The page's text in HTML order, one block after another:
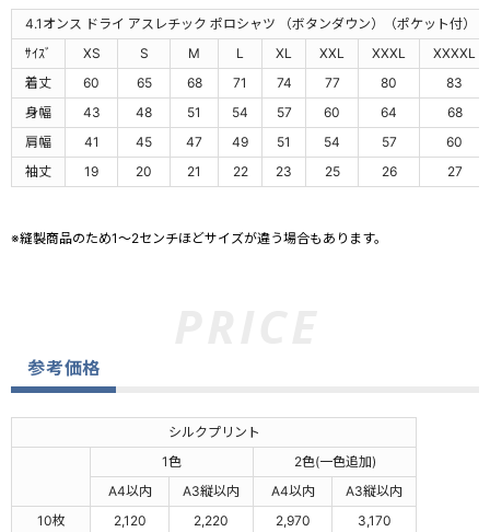
4.1オンス ドライ アスレチック ポロシャツ （ボタンダウン）（ポケット付）
ｻｲｽﾞ
XS S M L XL XXL XXXL
XXXXL
着丈
60 65 68 71 74 77 80
83
身幅
43 48 51 54 57 60 64
68
肩幅
41 45 47 49 51 54 57
60
袖丈
19 20 21 22 23 25 26 27
※縫製商品のため1～2センチほどサイズが違う場合もあります。
参考価格
シルクプリント
1色
2色(一色追加)
A4以内
A3縦以内 A4以内
A3縦以内
10枚
2,120 2,220 2,970
3,170